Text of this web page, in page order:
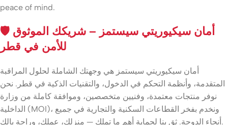
peace of mind.
🛡️ أمان سيكيوريتي سيستمز – شريكك الموثوق
للأمن في قطر
أمان سيكيوريتي سيستمز هي وجهتك الشاملة لحلول المراقبة
المتقدمة، وأنظمة التحكم في الدخول، والتقنيات الذكية في قطر. نحن
نوفر منتجات معتمدة، وفنيين متخصصين، وموافقة كاملة من وزارة
الداخلية (MOI)، ونخدم بفخر القطاعات السكنية والتجارية في جميع
أنحاء الدوحة. ثق بنا لحماية أهم ما تملك — منزلك، عملك، وراحة بالك.